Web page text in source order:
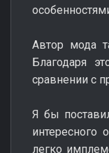
Автор мода
Благодаря
сравнении с
Я бы
легко